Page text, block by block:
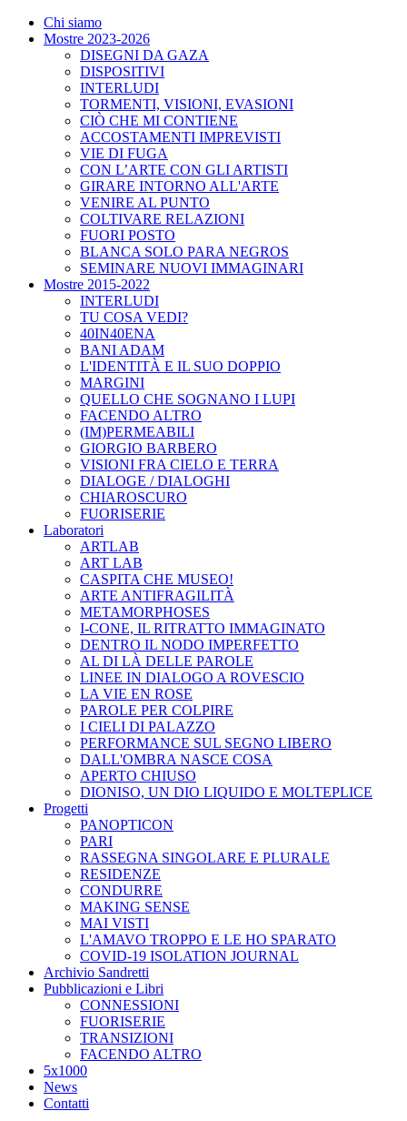
Chi siamo
Mostre 2023-2026
DISEGNI DA GAZA
DISPOSITIVI
INTERLUDI
TORMENTI, VISIONI, EVASIONI
CIÒ CHE MI CONTIENE
ACCOSTAMENTI IMPREVISTI
VIE DI FUGA
CON L’ARTE CON GLI ARTISTI
GIRARE INTORNO ALL'ARTE
VENIRE AL PUNTO
COLTIVARE RELAZIONI
FUORI POSTO
BLANCA SOLO PARA NEGROS
SEMINARE NUOVI IMMAGINARI
Mostre 2015-2022
INTERLUDI
TU COSA VEDI?
40IN40ENA
BANI ADAM
L'IDENTITÀ E IL SUO DOPPIO
MARGINI
QUELLO CHE SOGNANO I LUPI
FACENDO ALTRO
(IM)PERMEABILI
GIORGIO BARBERO
VISIONI FRA CIELO E TERRA
DIALOGE / DIALOGHI
CHIAROSCURO
FUORISERIE
Laboratori
ARTLAB
ART LAB
CASPITA CHE MUSEO!
ARTE ANTIFRAGILITÀ
METAMORPHOSES
I-CONE, IL RITRATTO IMMAGINATO
DENTRO IL NODO IMPERFETTO
AL DI LÀ DELLE PAROLE
LINEE IN DIALOGO A ROVESCIO
LA VIE EN ROSE
PAROLE PER COLPIRE
I CIELI DI PALAZZO
PERFORMANCE SUL SEGNO LIBERO
DALL'OMBRA NASCE COSA
APERTO CHIUSO
DIONISO, UN DIO LIQUIDO E MOLTEPLICE
Progetti
PANOPTICON
PARI
RASSEGNA SINGOLARE E PLURALE
RESIDENZE
CONDURRE
MAKING SENSE
MAI VISTI
L'AMAVO TROPPO E LE HO SPARATO
COVID-19 ISOLATION JOURNAL
Archivio Sandretti
Pubblicazioni e Libri
CONNESSIONI
FUORISERIE
TRANSIZIONI
FACENDO ALTRO
5x1000
News
Contatti